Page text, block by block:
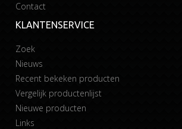
Contact
KLANTENSERVICE
Zoek
Nieuws
Recent bekeken producten
Vergelijk productenlijst
Nieuwe producten
Links